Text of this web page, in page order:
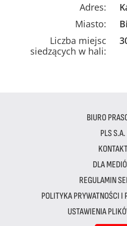
Adres:
Miasto:
Liczba miejsc
siedzących w hali:
BIURO
PLS S.A.
DLA
REGULAMIN
POLITYKA PRYWATNOŚCI I
USTAWIENIA